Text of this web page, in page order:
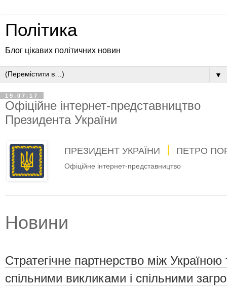
Політика
Блог цікавих політичних новин
▼
19.07.17
Офіційне інтернет-представництво
Президента України
ПРЕЗИДЕНТ УКРАЇНИ ПЕТРО
Офіційне інтернет-представництво
Новини
Стратегічне партнерство між
спільними викликами і спільними